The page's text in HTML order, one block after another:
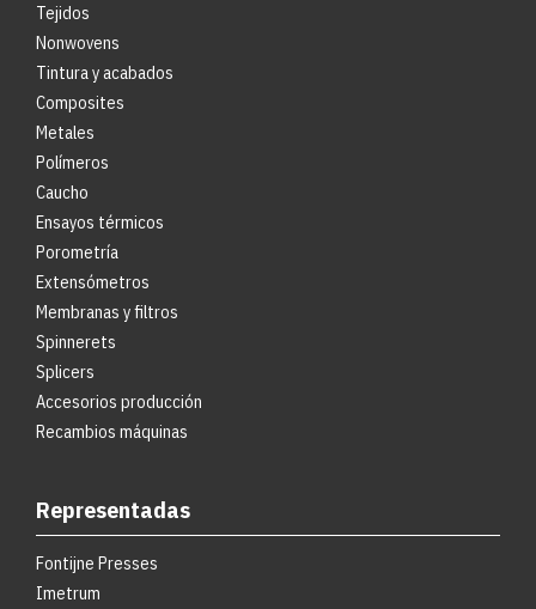
Tejidos
Nonwovens
Tintura y acabados
Composites
Metales
Polímeros
Caucho
Ensayos térmicos
Porometría
Extensómetros
Membranas y filtros
Spinnerets
Splicers
Accesorios producción
Recambios máquinas
Representadas
Fontijne Presses
Imetrum